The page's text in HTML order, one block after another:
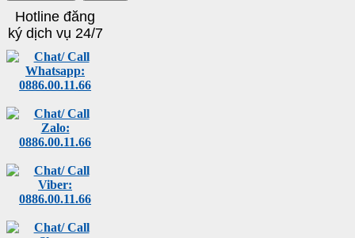
Hotline đăng
ký dịch vụ 24/7